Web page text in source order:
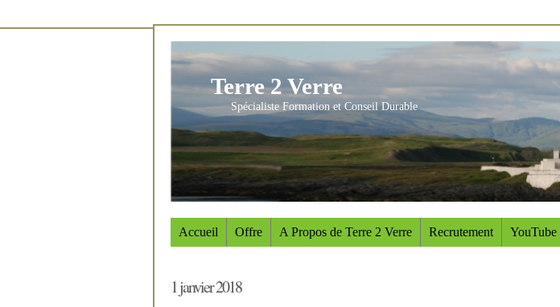
Terre 2 Verre
Spécialiste Formation et Conseil Durable
Accueil Offre A Propos de Terre 2 Verre Recrutement YouTube
1 janvier 2018